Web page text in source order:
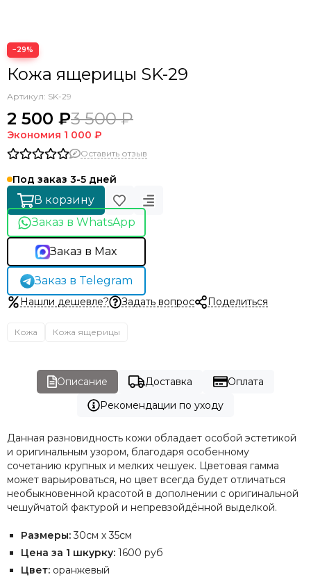
−29%
Кожа ящерицы SK-29
Артикул: SK-29
2 500 ₽3 500 ₽
Экономия 1 000 ₽
Оставить отзыв
Под заказ 3-5 дней
В корзину
Заказ в WhatsApp
Заказ в Max
Заказ в Telegram
Нашли дешевле? Задать вопрос Поделиться
Кожа Кожа ящерицы
Описание Доставка
Оплата
Рекомендации по уходу
Данная разновидность кожи обладает особой эстетикой
и оригинальным узором, благодаря особенному
сочетанию крупных и мелких чешуек. Цветовая гамма
может варьироваться, но цвет всегда будет отличаться
необыкновенной красотой в дополнении с оригинальной
чешуйчатой фактурой и непревзойдённой выделкой.
Размеры:30см х 35см
Цена за 1 шкурку: 1600 руб
Цвет: оранжевый